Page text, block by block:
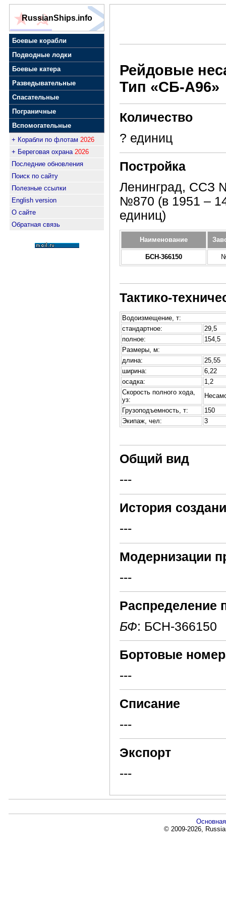
RussianShips.info
Боевые корабли
Подводные лодки
Боевые катера
Разведывательные
Спасательные
Пограничные
Вспомогательные
+ Корабли по флотам 2026
+ Береговая охрана 2026
Последние обновления
Поиск по сайту
Полезные ссылки
English version
О сайте
Обратная связь
Рейдовые
Тип «СБ-А96»
Количество
? единиц
Постройка
Ленинград, ССЗ
№870 (в 1951 –
единиц)
Наименование
БСН-366150
Тактико-
Водоизмещение, т:
стандартное:
29,5
полное:
154,5
Размеры, м:
длина:
25,55
ширина:
6,22
осадка:
1,2
Скорость полного хода,
уз:
Грузоподъемность, т:
150
Экипаж, чел:
3
Общий вид
---
История
---
Модернизации
---
Распределение
БФ: БСН-366150
Бортовые
---
Списание
---
Экспорт
---
Основная
© 2009-2026,